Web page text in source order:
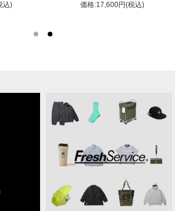
込) 価格:17,600円(税込)